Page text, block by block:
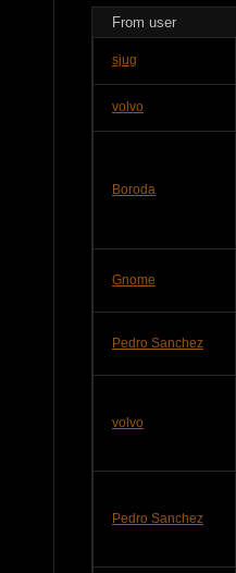
From user
sjug
volvo
Boroda
Gnome
Pedro Sanchez
volvo
Pedro Sanchez